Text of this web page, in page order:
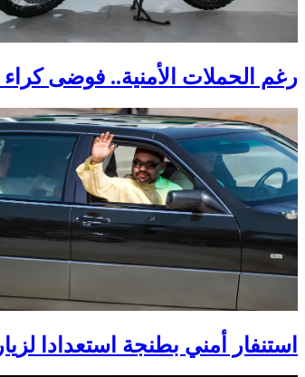
رغم الحملات الأمنية.. فوضى
استنفار أمني بطنجة استعدادا